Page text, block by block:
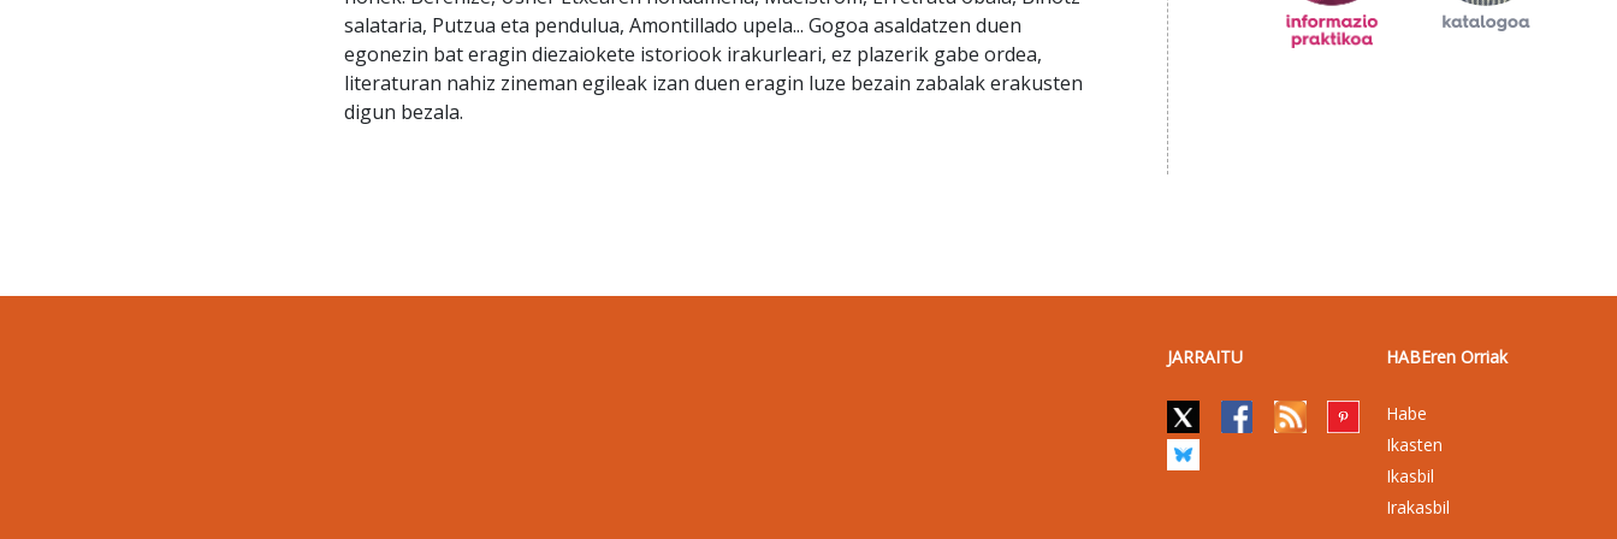
salataria, Putzua eta pendulua, Amontillado upela... Gogoa asaldatzen duen
egonezin bat eragin diezaiokete istoriook irakurleari, ez plazerik gabe ordea,
literaturan nahiz zineman egileak izan duen eragin luze bezain zabalak erakusten
digun bezala.
JARRAITU HABEren Orriak
Habe
Ikasten
Ikasbil
Irakasbil